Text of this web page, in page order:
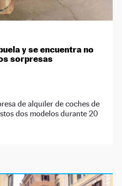
y se encuentra no
sorpresas
de alquiler de coches de
dos modelos durante 20